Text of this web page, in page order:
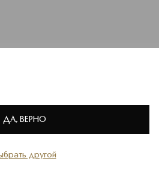
Избранное
другой
ДА, ВЕРНО